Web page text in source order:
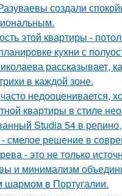
создали
этой квартиры -
кухни с
рассказывает,
в каждой зоне.
недооценивается,
квартиры в стиле
Studia 54 в
смелое решение в
- это не только
и минимализм
в Португалии.